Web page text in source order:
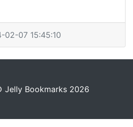
02-07 15:45:10
Jelly Bookmarks 2026